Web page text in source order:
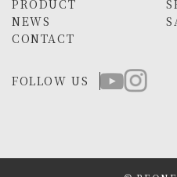
PRODUCT
NEWS
CONTACT
FOLLOW US